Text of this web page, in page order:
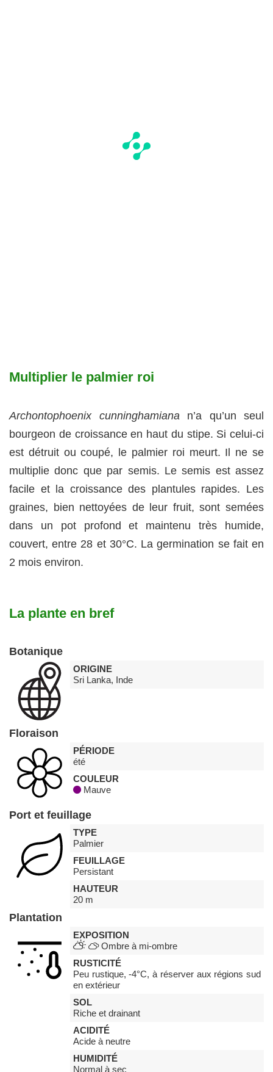
Multiplier le palmier roi
Archontophoenix cunninghamiana n’a qu’un seul
bourgeon de croissance en haut du stipe. Si celui-ci
est détruit ou coupé, le palmier roi meurt. Il ne se
multiplie donc que par semis. Le semis est assez
facile et la croissance des plantules rapides. Les
graines, bien nettoyées de leur fruit, sont semées
dans un pot profond et maintenu très humide,
couvert, entre 28 et 30°C. La germination se fait en
2 mois environ.
La plante en bref
Botanique
ORIGINE
Sri Lanka, Inde
Floraison
PÉRIODE
été
COULEUR
Mauve
Port et feuillage
TYPE
Palmier
FEUILLAGE
Persistant
HAUTEUR
20 m
Plantation
EXPOSITION
Ombre à mi-ombre
RUSTICITÉ
Peu rustique, -4°C, à réserver aux régions sud
en extérieur
SOL
Riche et drainant
ACIDITÉ
Acide à neutre
HUMIDITÉ
Normal à sec